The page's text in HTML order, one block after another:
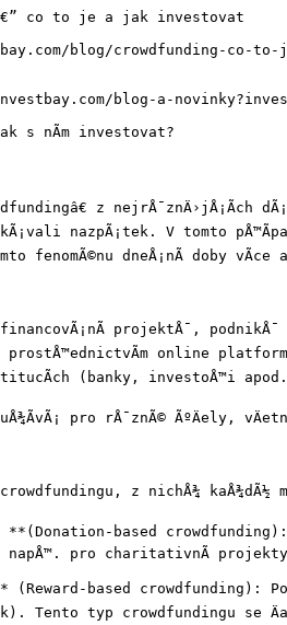
co to je a jak investovat
blog/crowdfunding-
blog-a-
s nÃ­m investovat?
z nejrÅ¯znÄ›jÅ¡Ã­ch
nazpÃ¡tek. V tomto
fenomÃ©nu dneÅ¡nÃ­ doby
projektÅ¯, podnikÅ¯
online platformy.
(banky, investoÅ™i
pro rÅ¯znÃ© ÃºÄely,
z nichÅ¾ kaÅ¾dÃ½
**(Donation-based
napÅ™. pro charitativnÃ­
(Reward-based crowdfunding):
Tento typ crowdfundingu se